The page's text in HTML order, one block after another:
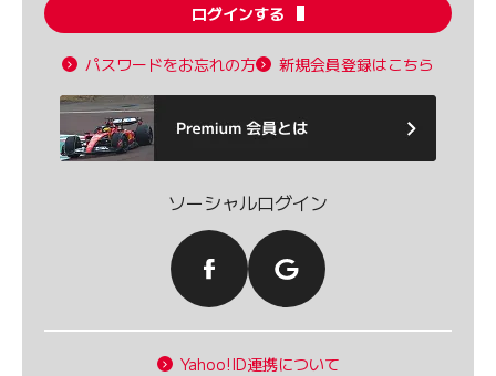
ログインする
パスワードをお忘れの方 新規会員登録はこちら
ソーシャルログイン
Yahoo!ID連携について